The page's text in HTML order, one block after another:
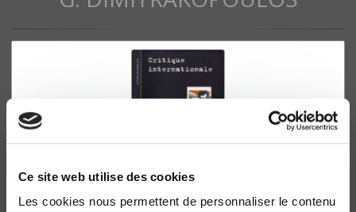
Ce site web utilise des cookies
Les cookies nous permettent de personnaliser le contenu